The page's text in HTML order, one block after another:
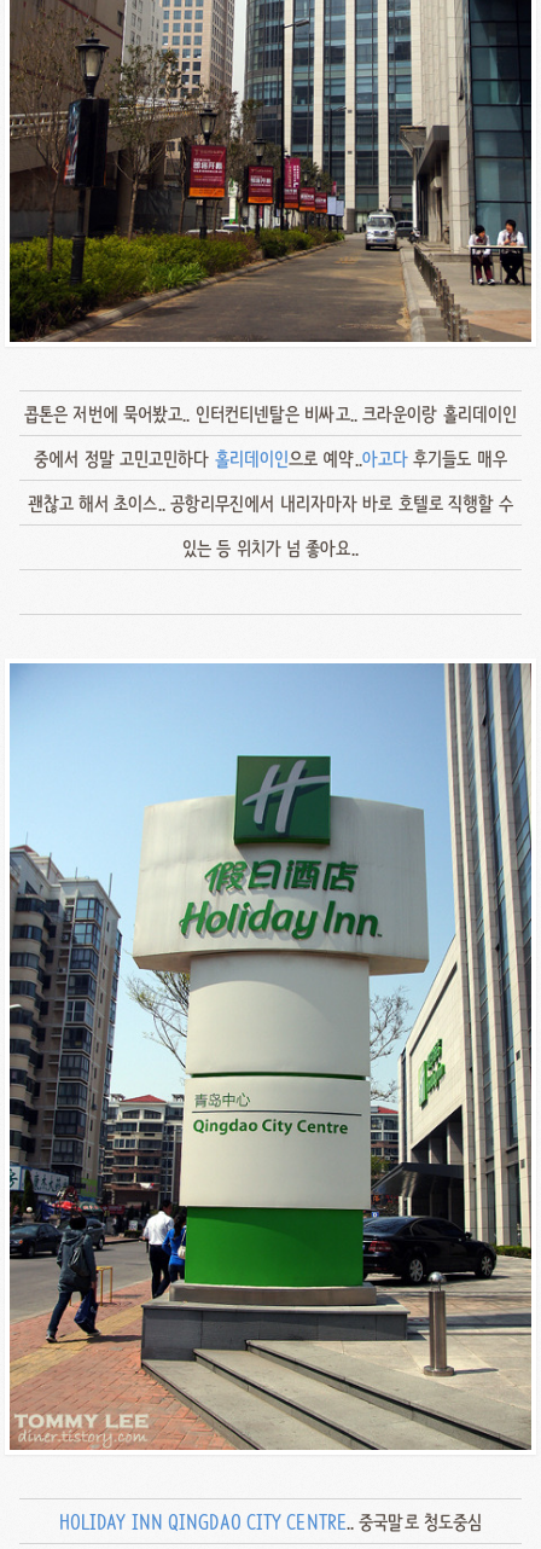
콥톤은 저번에 묵어봤고.. 인터컨티넨탈은 비싸고.. 크라운이랑 홀리데이인
중에서 정말 고민고민하다 홀리데이인으로 예약..아고다후기들도 매우
괜찮고 해서 초이스.. 공항리무진에서 내리자마자 바로 호텔로 직행할 수
있는 등 위치가 넘 좋아요..
HOLIDAY INN QINGDAO CITY CENTRE.. 중국말로 청도중심